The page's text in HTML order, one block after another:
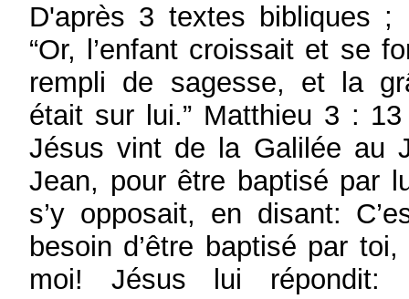
D'après 3 textes bibliques
“Or, l’enfant croissait et se
rempli de sagesse, et la
était sur lui.” Matthieu 3 :
Jésus vint de la Galilée au
Jean, pour être baptisé par
s’y opposait, en disant:
besoin d’être baptisé par
moi! Jésus lui répondit: